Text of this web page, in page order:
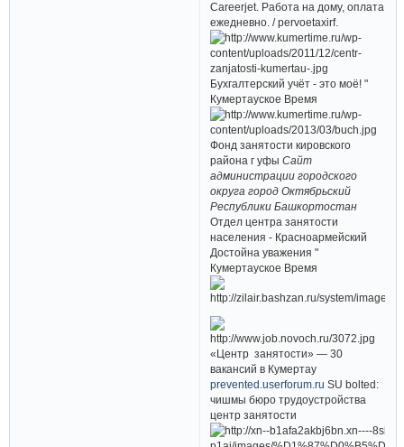
Careerjet. Работа на дому, оплата
ежедневно. / pervoetaxirf.
Бухгалтерский учёт - это моё! "
Кумертауское Время
Фонд занятости кировского
района г уфыСайт
администрации городского
округа город Октябрьский
Республики Башкортостан
Отдел центра занятости
населения - Красноармейский
Достойна уважения "
Кумертауское Время
«Центр занятости» — 30
вакансий в Кумертау
prevented.userforum.ru SU bolted:
чишмы бюро трудоустройства
центр занятости